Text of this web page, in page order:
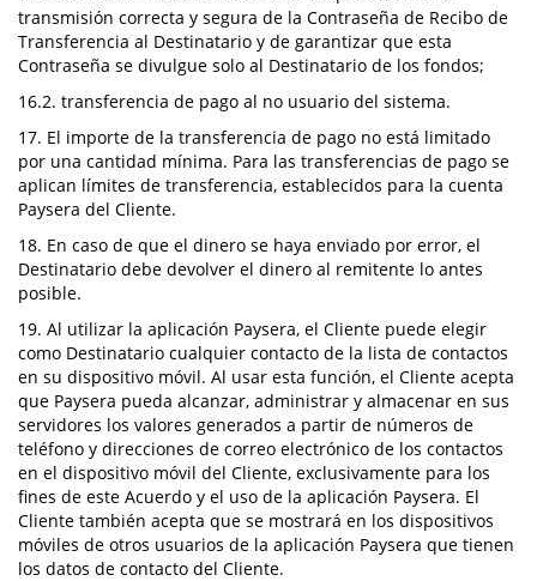
transmisión correcta y segura de la Contraseña de Recibo de
Transferencia al Destinatario y de garantizar que esta
Contraseña se divulgue solo al Destinatario de los fondos;
16.2. transferencia de pago al no usuario del sistema.
17. El importe de la transferencia de pago no está limitado
por una cantidad mínima. Para las transferencias de pago se
aplican límites de transferencia, establecidos para la cuenta
Paysera del Cliente.
18. En caso de que el dinero se haya enviado por error, el
Destinatario debe devolver el dinero al remitente lo antes
posible.
19. Al utilizar la aplicación Paysera, el Cliente puede elegir
como Destinatario cualquier contacto de la lista de contactos
en su dispositivo móvil. Al usar esta función, el Cliente acepta
que Paysera pueda alcanzar, administrar y almacenar en sus
servidores los valores generados a partir de números de
teléfono y direcciones de correo electrónico de los contactos
en el dispositivo móvil del Cliente, exclusivamente para los
fines de este Acuerdo y el uso de la aplicación Paysera. El
Cliente también acepta que se mostrará en los dispositivos
móviles de otros usuarios de la aplicación Paysera que tienen
los datos de contacto del Cliente.